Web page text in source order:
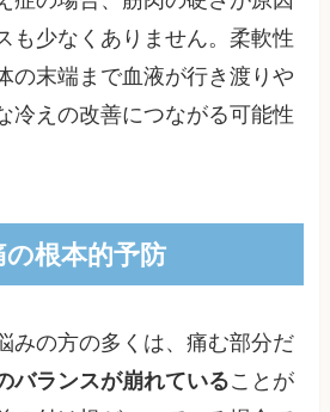
も少なくありません。柔軟性
の末端まで血液が行き渡りや
冷えの改善につながる可能性
根本的予防
みの方の多くは、痛む部分だ
バランスが崩れていることが